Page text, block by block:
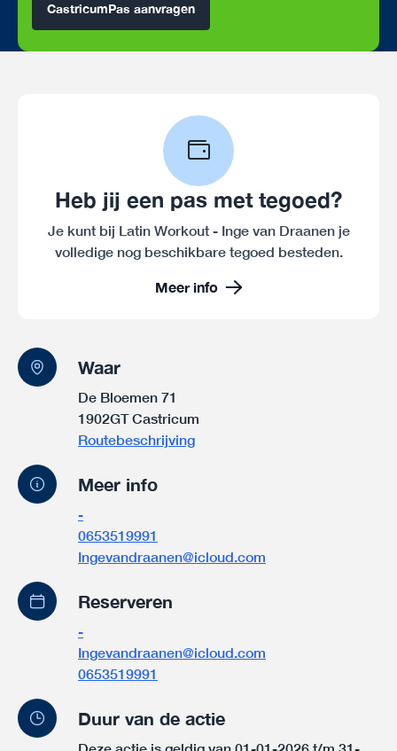
CastricumPas aanvragen
Heb jij een pas met tegoed?
Je kunt bij Latin Workout - Inge van Draanen je
volledige nog beschikbare tegoed besteden.
Meer info
Waar
De Bloemen 71
1902GT Castricum
Routebeschrijving
Meer info
-
0653519991
Ingevandraanen@icloud.com
Reserveren
-
Ingevandraanen@icloud.com
0653519991
Duur van de actie